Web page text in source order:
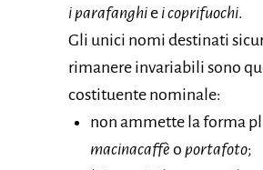
i parafanghie i coprifuochi.
Gli unici nomi destinati
rimanere invariabili sono
costituente nominale:
non ammette la forma
macinacaffè o portafoto;